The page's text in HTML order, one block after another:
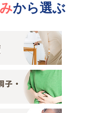
から選ぶ